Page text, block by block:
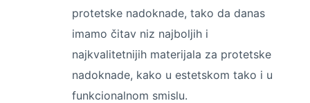
protetske nadoknade, tako da danas
imamo čitav niz najboljih i
najkvalitetnijih materijala za protetske
nadoknade, kako u estetskom tako i u
funkcionalnom smislu.